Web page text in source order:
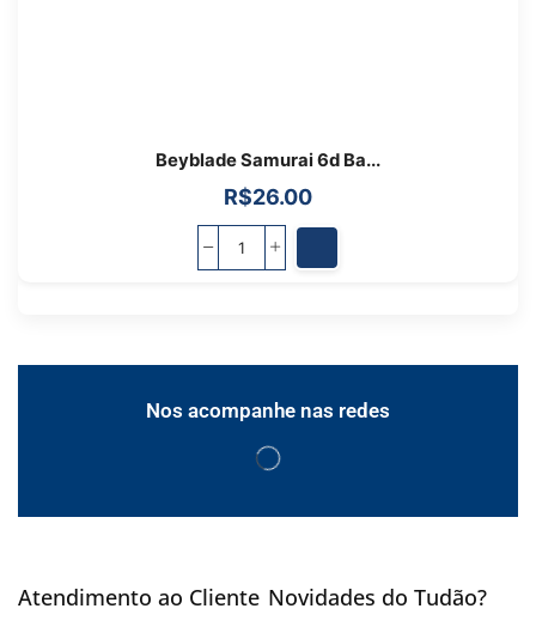
Beyblade Samurai 6d Ba...
R$26.00
Nos acompanhe nas redes
Atendimento ao Cliente Novidades do Tudão?